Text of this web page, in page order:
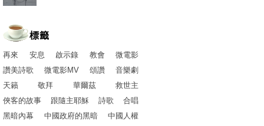
標籤
再來 安息 啟示錄 教會
微電影
讚美詩歌
微電影MV 頌讚
音樂劇
天籟
敬拜 華爾茲
救世主
俠客的故事
跟隨主耶穌 詩歌
合唱
黑暗內幕
中國政府的黑暗
中國人權